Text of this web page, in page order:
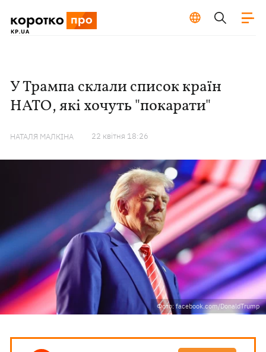
У Трампа склали список країн
НАТО, які хочуть "покарати"
НАТАЛЯ МАЛКІНА 22 квiтня 18:26
Фото: facebook.com/DonaldTrump